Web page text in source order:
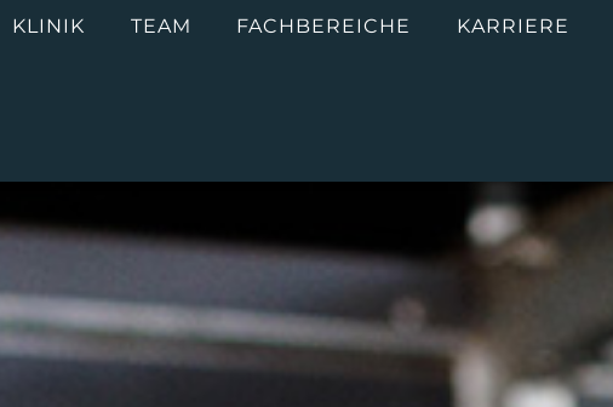
KLINIK TEAM FACHBEREICHE KARRIERE